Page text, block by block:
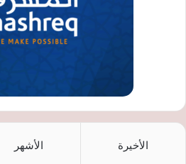
الأخيرة الأشهر